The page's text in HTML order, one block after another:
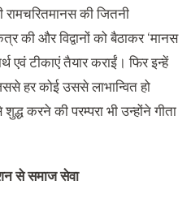
की जितनी
की और विद्वानों को बैठाकर‘मानस
एवं टीकाएं तैयार कराईं। फिर इन्हें
हर कोई उससे लाभान्वित हो
करने की परम्परा भी उन्होंने गीता
सेसमाजसेवा